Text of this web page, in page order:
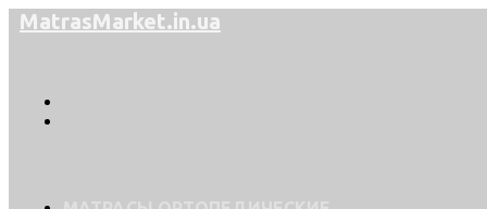
Перейти
MatrasMarket.in.ua